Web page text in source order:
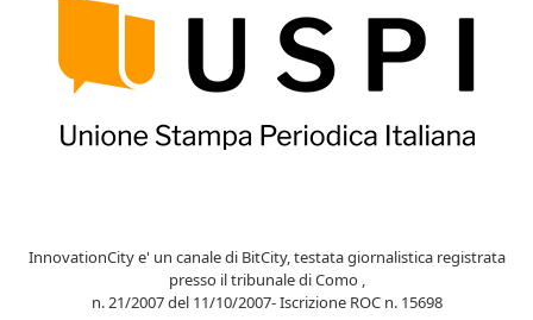
InnovationCity e' un canale di BitCity, testata giornalistica registrata
presso il tribunale di Como ,
n. 21/2007 del 11/10/2007- Iscrizione ROC n. 15698